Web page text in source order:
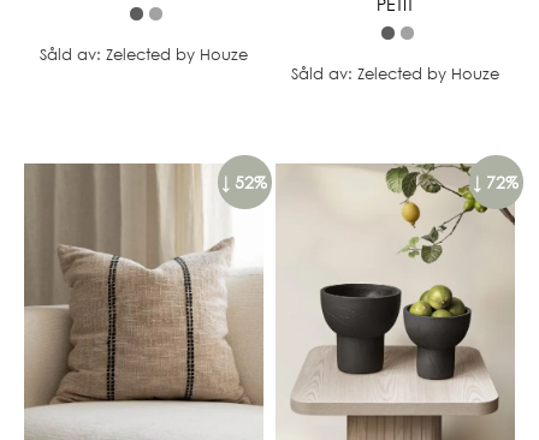
Såld av: Zelected by Houze
Såld av: Zelected by Houze
↓ 52% ↓ 72%